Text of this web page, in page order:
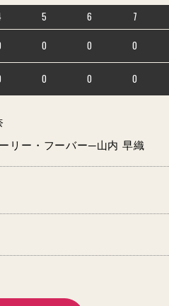
5 6 7
0 0 0
0 0 0
リー・フーバー─山内 早織